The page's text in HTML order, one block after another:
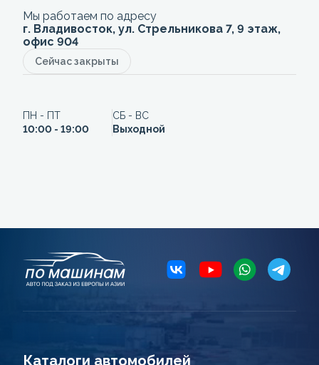
Мы работаем по адресу
г. Владивосток, ул. Стрельникова 7, 9 этаж,
офис 904
Сейчас закрыты
ПН - ПТ
10:00 - 19:00
СБ - ВС
Выходной
Каталоги автомобилей